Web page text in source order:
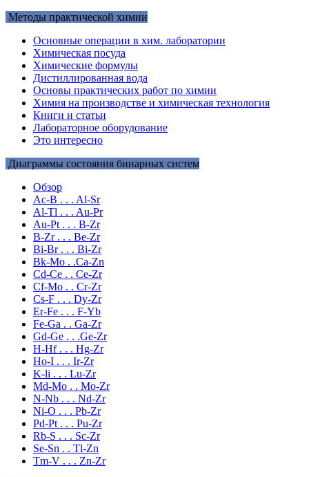
Методы практической химии
Основные операции в хим. лаборатории
Химическая посуда
Химические формулы
Дистиллированная вода
Основы практических работ по химии
Химия на производстве и химическая технология
Книги и статьи
Лабораторное оборудование
Это интересно
Диаграммы состояния бинарных систем
Обзор
Ac-B . . . Al-Sr
Al-Tl . . . Au-Pr
Au-Pt . . . B-Zr
B-Zr . . . Be-Zr
Bi-Br . . . Bi-Zr
Bk-Mo . .Ca-Zn
Cd-Ce . . Ce-Zr
Cf-Mo . . Cr-Zr
Cs-F . . . Dy-Zr
Er-Fe . . . F-Yb
Fe-Ga . . Ga-Zr
Gd-Ge . . .Ge-Zr
H-Hf . . . Hg-Zr
Ho-I . . . Ir-Zr
K-li . . . Lu-Zr
Md-Mo . . Mo-Zr
N-Nb . . . Nd-Zr
Ni-O . . . Pb-Zr
Pd-Pt . . . Pu-Zr
Rb-S . . . Sc-Zr
Se-Sn . . Tl-Zn
Tm-V . . . Zn-Zr